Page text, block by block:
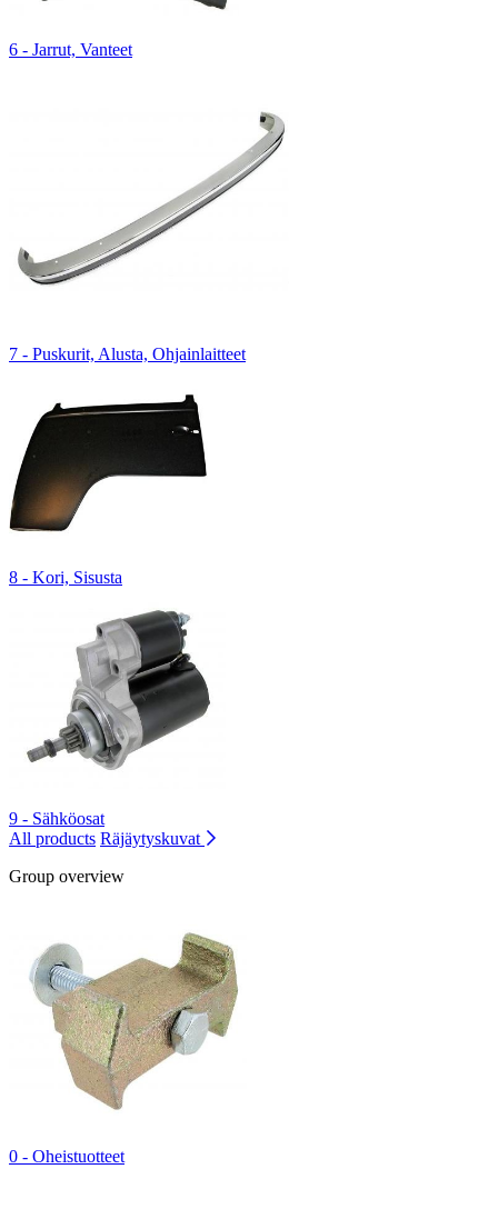
6 - Jarrut, Vanteet
7 - Puskurit, Alusta, Ohjainlaitteet
8 - Kori, Sisusta
9 - Sähköosat
All products Räjäytyskuvat
Group overview
0 - Oheistuotteet